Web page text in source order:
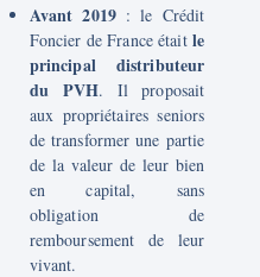
Avant 2019: le Crédit
Foncier de France était le
principal distributeur
du PVH. Il proposait
aux propriétaires seniors
de transformer une partie
de la valeur de leur bien
en capital, sans
obligation de
remboursement de leur
vivant.